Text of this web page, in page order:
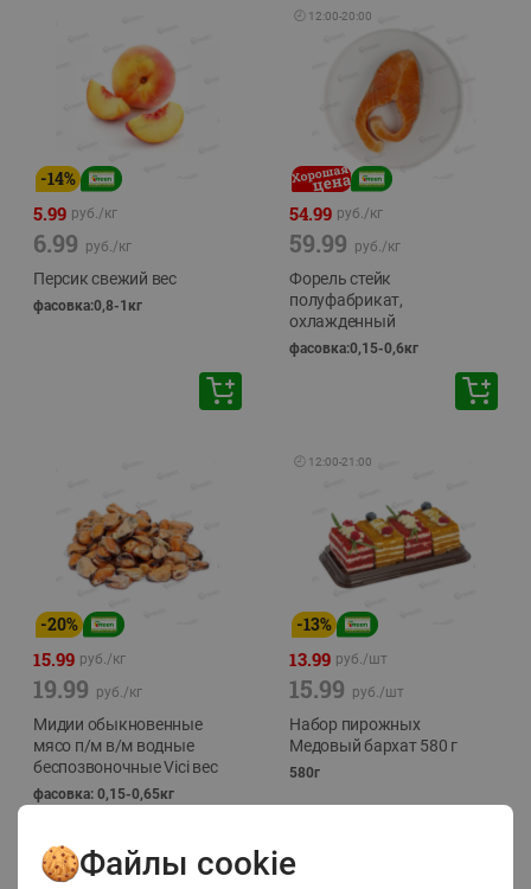
-14%
5.99 руб./кг
6.99 руб./кг
Персик свежий вес
фасовка:0,8-1кг
🕘 12:00-20:00
54.99 руб./кг
59.99 руб./кг
Форель стейк
полуфабрикат,
охлажденный
фасовка:0,15-0,6кг
-20%
15.99 руб./кг
19.99 руб./кг
Мидии обыкновенные
мясо п/м в/м водные
беспозвоночные Vici вес
фасовка: 0,15-0,65кг
🕘 12:00-21:00
-13%
13.99 руб./шт
15.99 руб./шт
Набор пирожных
Медовый бархат 580 г
580г
Файлы cookie